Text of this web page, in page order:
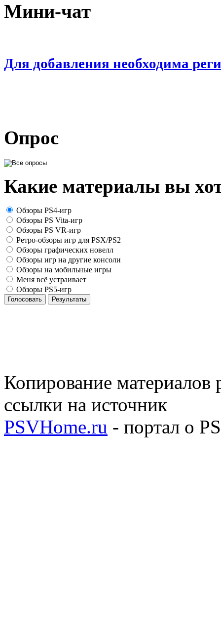
Мини-чат
Для добавления необходима
Опрос
Какие материалы вы
Обзоры PS4-игр
Обзоры PS Vita-игр
Обзоры PS VR-игр
Ретро-обзоры игр для PSX/PS2
Обзоры графических новелл
Обзоры игр на другие консоли
Обзоры на мобильные игры
Меня всё устраивает
Обзоры PS5-игр
Голосовать Результаты
Копирование материалов
ссылки на источник
PSVHome.ru - портал о